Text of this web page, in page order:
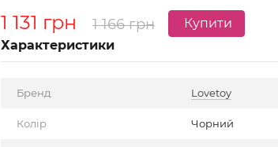
1 131 грн 1 166 грн Купити
Характеристики
Бренд Lovetoy
Колір Чорний